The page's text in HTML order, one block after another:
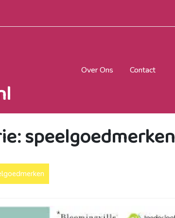
Over Ons Contact
speelgoedmerken